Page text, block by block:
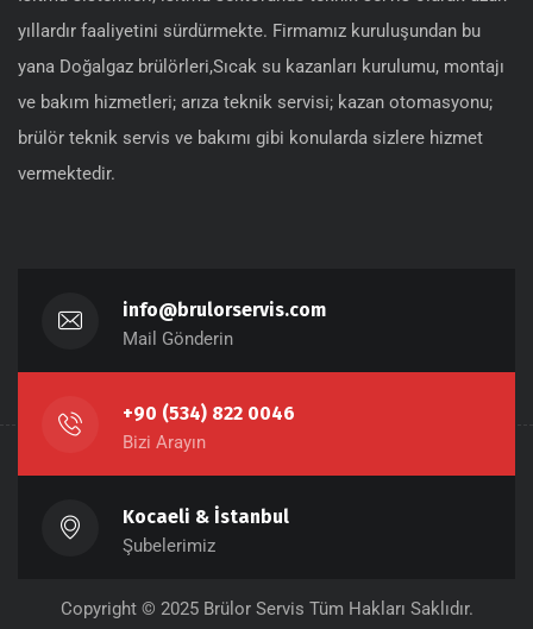
yıllardır faaliyetini sürdürmekte. Firmamız kuruluşundan bu
yana Doğalgaz brülörleri,Sıcak su kazanları kurulumu, montajı
ve bakım hizmetleri; arıza teknik servisi; kazan otomasyonu;
brülör teknik servis ve bakımı gibi konularda sizlere hizmet
vermektedir.
info@brulorservis.com
Mail Gönderin
+90 (534) 822 0046
Bizi Arayın
Kocaeli & İstanbul
Şubelerimiz
Copyright © 2025 Brülor Servis Tüm Hakları Saklıdır.